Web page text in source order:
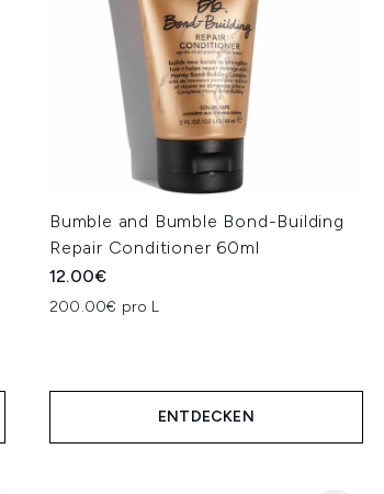
Bumble and Bumble Bond-Building
Repair Conditioner 60ml
12.00€
200.00€ pro L
ENTDECKEN